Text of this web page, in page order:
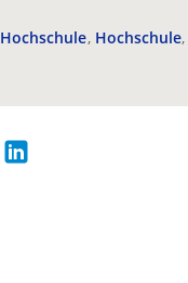
Hochschule Hochschule